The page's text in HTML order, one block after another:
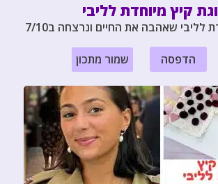
קיץ מיוחדת לליבי
לליבי שאהבה את החיים ונרצחה ב7/10
הדפסה שמור מתכון